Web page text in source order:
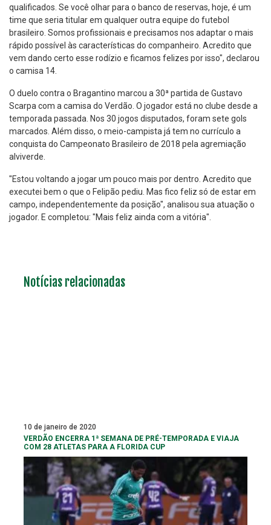
qualificados. Se você olhar para o banco de reservas, hoje, é um
time que seria titular em qualquer outra equipe do futebol
brasileiro. Somos profissionais e precisamos nos adaptar o mais
rápido possível às características do companheiro. Acredito que
vem dando certo esse rodízio e ficamos felizes por isso", declarou
o camisa 14.
O duelo contra o Bragantino marcou a 30ª partida de Gustavo
Scarpa com a camisa do Verdão. O jogador está no clube desde a
temporada passada. Nos 30 jogos disputados, foram sete gols
marcados. Além disso, o meio-campista já tem no currículo a
conquista do Campeonato Brasileiro de 2018 pela agremiação
alviverde.
"Estou voltando a jogar um pouco mais por dentro. Acredito que
executei bem o que o Felipão pediu. Mas fico feliz só de estar em
campo, independentemente da posição", analisou sua atuação o
jogador. E completou: "Mais feliz ainda com a vitória".
Notícias relacionadas
10 de janeiro de 2020
VERDÃO ENCERRA 1ª SEMANA DE PRÉ-TEMPORADA E VIAJA
COM 28 ATLETAS PARA A FLORIDA CUP